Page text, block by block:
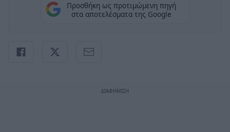
Προσθήκη ως προτιμώμενη πηγή
στα αποτελέσματα της Google